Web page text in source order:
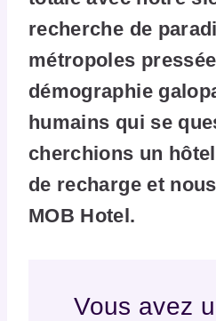
recherche de
métropoles
démographie
humains qui se
cherchions un
de recharge et
MOB Hotel.
Vous avez